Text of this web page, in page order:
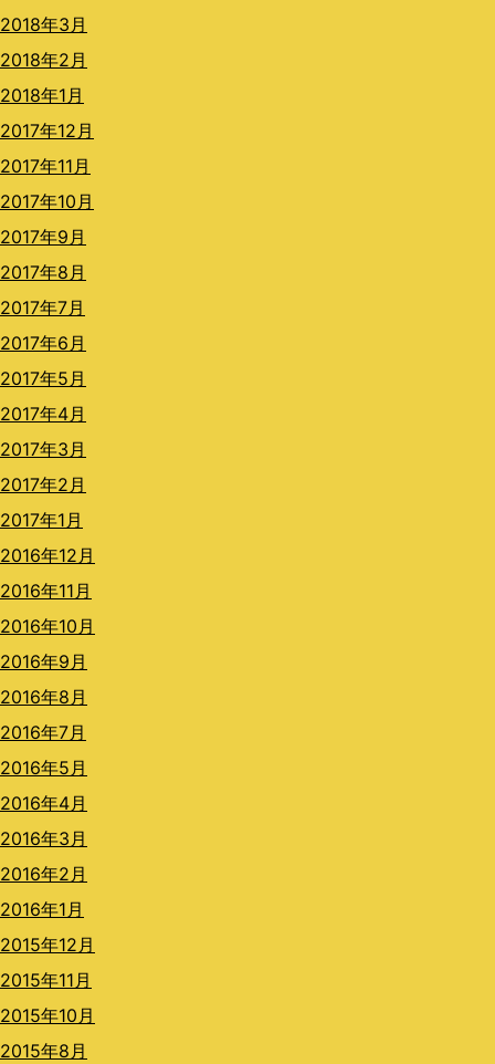
2018年3月
2018年2月
2018年1月
2017年12月
2017年11月
2017年10月
2017年9月
2017年8月
2017年7月
2017年6月
2017年5月
2017年4月
2017年3月
2017年2月
2017年1月
2016年12月
2016年11月
2016年10月
2016年9月
2016年8月
2016年7月
2016年5月
2016年4月
2016年3月
2016年2月
2016年1月
2015年12月
2015年11月
2015年10月
2015年8月